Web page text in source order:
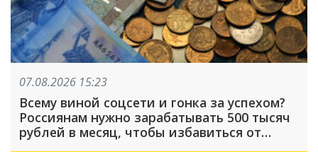
07.08.2026 15:23
Всему виной соцсети и гонка за успехом?
Россиянам нужно зарабатывать 500 тысяч
рублей в месяц, чтобы избавиться от